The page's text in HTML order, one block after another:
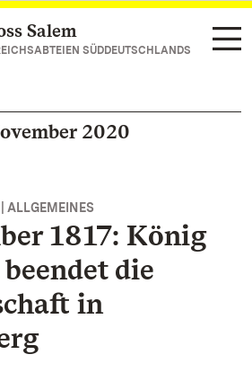
Salem
SÜDDEUTSCHLANDS
2020
ALLGEMEINES
1817: König
die
in